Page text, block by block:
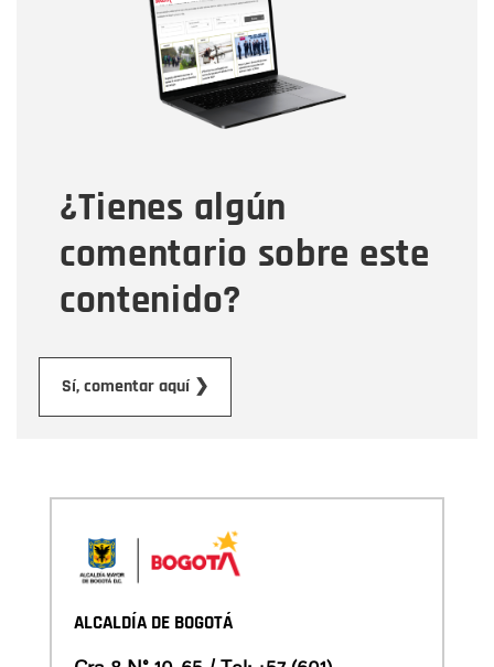
¿Tienes algún
comentario sobre este
contenido?
Sí, comentar aquí ❯
Correo electrónico
Tipo de comentario
Mensaje
ALCALDÍA DE BOGOTÁ